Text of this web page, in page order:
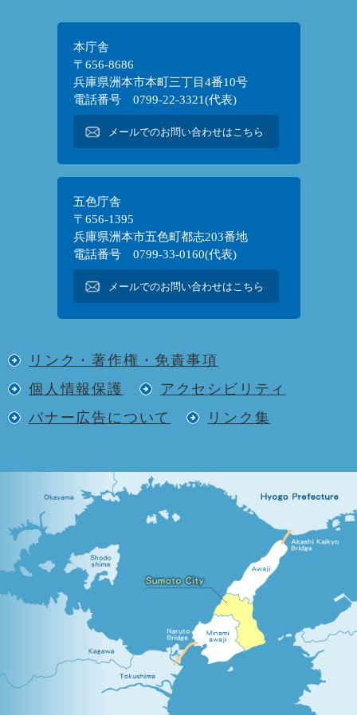
本庁舎
〒656-8686
兵庫県洲本市本町三丁目4番10号
電話番号 0799-22-3321(代表)
メールでのお問い合わせはこちら
五色庁舎
〒656-1395
兵庫県洲本市五色町都志203番地
電話番号 0799-33-0160(代表)
メールでのお問い合わせはこちら
リンク・著作権・免責事項
個人情報保護
アクセシビリティ
バナー広告について
リンク集